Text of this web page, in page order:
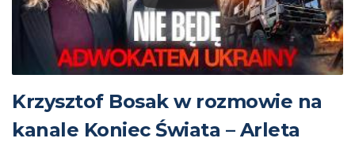
Krzysztof Bosak w rozmowie na
kanale Koniec Świata – Arleta